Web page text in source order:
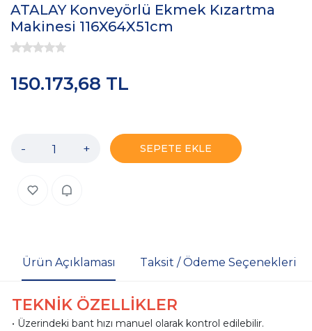
ATALAY Konveyörlü Ekmek Kızartma
Makinesi 116X64X51cm
150.173,68 TL
- + SEPETE EKLE
Ürün Açıklaması Taksit / Ödeme Seçenekleri
TEKNİK ÖZELLİKLER
• Üzerindeki bant hızı manuel olarak kontrol edilebilir.